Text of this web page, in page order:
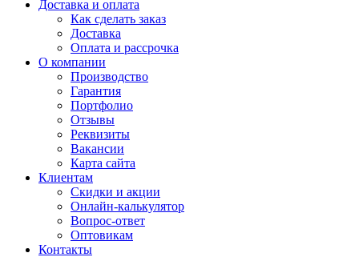
Доставка и оплата
Как сделать заказ
Доставка
Оплата и рассрочка
О компании
Производство
Гарантия
Портфолио
Отзывы
Реквизиты
Вакансии
Карта сайта
Клиентам
Скидки и акции
Онлайн-калькулятор
Вопрос-ответ
Оптовикам
Контакты